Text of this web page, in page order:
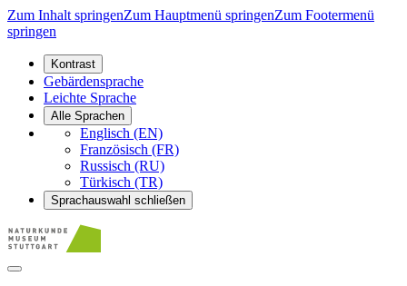
Zum Inhalt springenZum Hauptmenü springenZum Footermenü
springen
Kontrast
Gebärdensprache
Leichte Sprache
Alle Sprachen
Englisch (EN)
Französisch (FR)
Russisch (RU)
Türkisch (TR)
Sprachauswahl schließen